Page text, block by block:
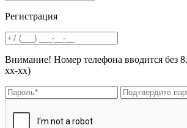
Регистрация
Внимание! Номер телефона вводится без
хх-хх)